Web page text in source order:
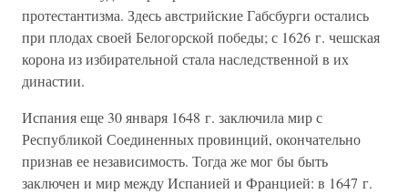
протестантизма. Здесь австрийские Габсбурги остались
при плодах своей Белогорской победы; с 1626 г. чешская
корона из избирательной стала наследственной в их
династии.
Испания еще 30 января 1648 г. заключила мир с
Республикой Соединенных провинций, окончательно
признав ее независимость. Тогда же мог бы быть
заключен и мир между Испанией и Францией: в 1647 г.